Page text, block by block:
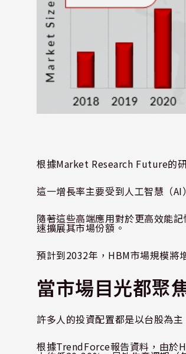
根據Market Research Future的
這一增長率主要受到人工智慧（AI
隨著這些高端應用對於更高效能記
速擴展其市場份額。
預計到2032年， HBM市場規模將
當市場目光都聚
許多人的投資配置都是以台股為
根據TrendForce報告資料，由於